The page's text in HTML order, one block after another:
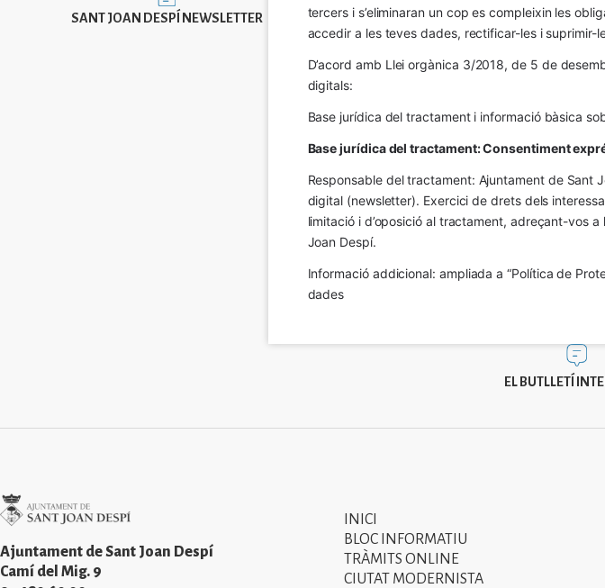
SANT JOAN DESPÍ NEWSLETTER
tercers i s’eliminaran un cop es compleixin les
accedir a les teves dades, rectificar-les i
D’acord amb Llei orgànica 3/2018, de 5 de
digitals:
Base jurídica del tractament i informació bàsica
Base jurídica del tractament: Consentiment
Responsable del tractament: Ajuntament de Sant
digital (newsletter). Exercici de drets dels
limitació i d’oposició al tractament, adreçant-vos
Joan Despí.
Informació addicional: ampliada a “Política de
dades
EL BUTLLETÍ
Imatge
Ajuntament de Sant Joan Despí
Camí del Mig. 9
Primer
menú
INICI
BLOC INFORMATIU
TRÀMITS ONLINE
CIUTAT MODERNISTA